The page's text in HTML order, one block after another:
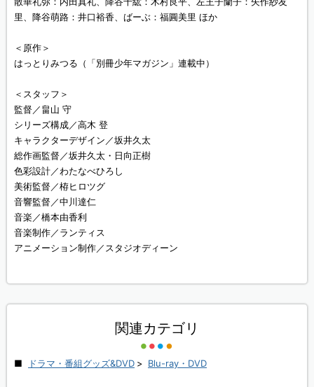
里、降谷萌路：井口裕香、ばーぶ：福圓美里 ほか
＜原作＞
はっとりみつる（「別冊少年マガジン」連載中）
＜スタッフ＞
監督／畠山 守
シリーズ構成／高木 登
キャラクターデザイン／坂井久太
総作画監督／坂井久太・日向正樹
色彩設計／わたなべひろし
美術監督／栫ヒロツグ
音響監督／中川達仁
音楽／橋本由香利
音楽制作／ランティス
アニメーション制作／スタジオディーン
関連カテゴリ
ドラマ・番組グッズ&DVD > Blu-ray・DVD